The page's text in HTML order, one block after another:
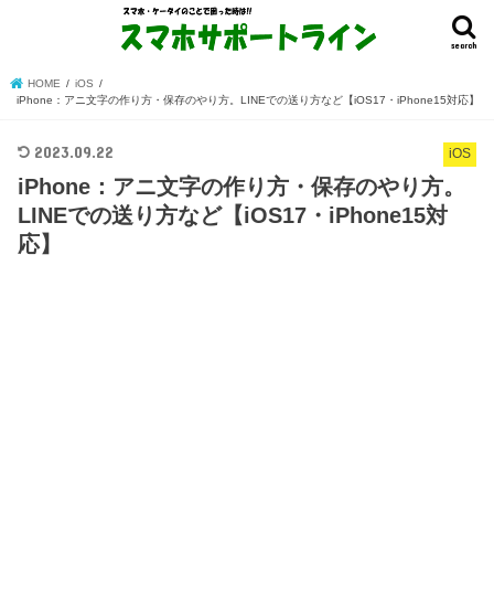
search
HOME
iOS
iPhone：アニ文字の作り方・保存のやり方。LINEでの送り方など【iOS17・iPhone15対応】
iOS
2023.09.22
iPhone：アニ文字の作り方・保存のやり方。
LINEでの送り方など【iOS17・iPhone15対
応】